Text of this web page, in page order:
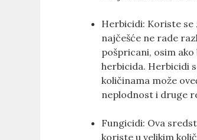
Herbicidi: Koriste
najčešće ne rade
pošpricani, osim
herbicida. Herbicidi
količinama može
neplodnost i druge
Fungicidi: Ova
koriste u velikim